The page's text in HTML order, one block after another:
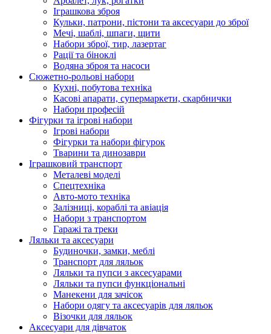
Іграшкова зброя
Кульки, патрони, пістони та аксесуари до зброї
Мечі, шаблі, шпаги, щити
Набори зброї, тир, лазертаг
Рації та біноклі
Водяна зброя та насоси
Сюжетно-рольові набори
Кухні, побутова техніка
Касові апарати, супермаркети, скарбнички
Набори професій
Фігурки та ігрові набори
Ігрові набори
Фігурки та набори фігурок
Тварини та динозаври
Іграшковий транспорт
Металеві моделі
Спецтехніка
Авто-мото техніка
Залізниці, кораблі та авіація
Набори з транспортом
Гаражі та треки
Ляльки та аксесуари
Будиночки, замки, меблі
Транспорт для ляльок
Ляльки та пупси з аксесуарами
Ляльки та пупси функціональні
Манекени для зачісок
Набори одягу та аксесуарів для ляльок
Візочки для ляльок
Аксесуари для дівчаток